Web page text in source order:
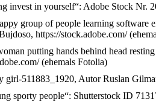
invest in yourself“: Adobe Stock Nr.
group of people learning software
https://stock.adobe.com/
putting hands behind head
(ehemals Fotolia)
girl-511883_1920, Autor Ruslan
sporty people“: Shutterstock ID